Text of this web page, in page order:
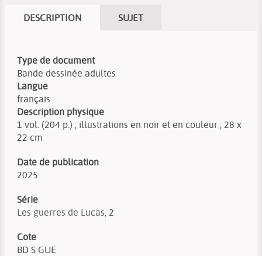
DESCRIPTION SUJET
Type de document
Bande dessinée adultes
Langue
français
Description physique
1 vol. (204 p.) ; illustrations en noir et en couleur ; 28 x
22 cm
Date de publication
2025
Série
Les guerres de Lucas, 2
Cote
BD S GUE